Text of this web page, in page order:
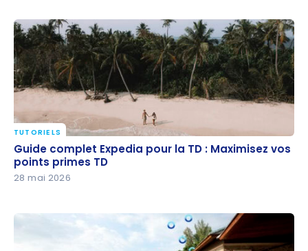
Guide complet Expedia pour la TD : Maximisez vos
points primes TD
TUTORIELS
Guide complet Expedia pour la TD : Maximisez vos
points primes TD
28 mai 2026